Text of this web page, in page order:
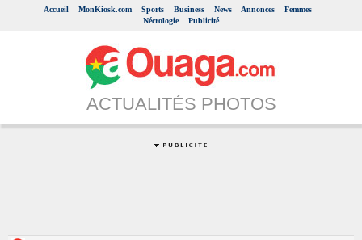
Accueil MonKiosk.com Sports Business News Annonces
Femmes
Nécrologie
Publicité
ACTUALITÉS PHOTOS